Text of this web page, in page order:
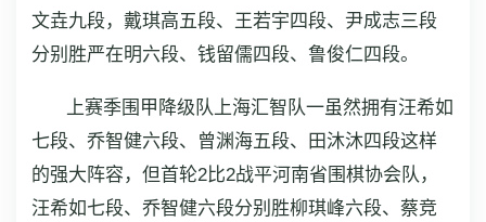
文垚九段，戴琪高五段、王若宇四段、尹成志三段
分别胜严在明六段、钱留儒四段、鲁俊仁四段。
上赛季围甲降级队上海汇智队一虽然拥有汪希如
七段、乔智健六段、曾渊海五段、田沐沐四段这样
的强大阵容，但首轮2比2战平河南省围棋协会队，
汪希如七段、乔智健六段分别胜柳琪峰六段、蔡竞